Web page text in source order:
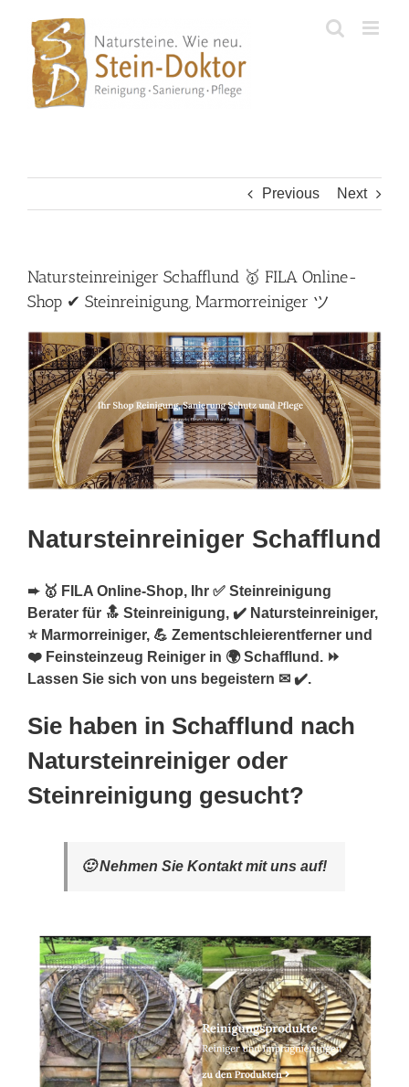
content
Previous Next
Natursteinreiniger Schafflund 🥇 FILA Online-
Shop ✔ Steinreinigung, Marmorreiniger ツ
Natursteinreiniger Schafflund
➨ 🥇 FILA Online-Shop, Ihr ✅ Steinreinigung
Berater für 🔝 Steinreinigung, ✔️ Natursteinreiniger,
⭐ Marmorreiniger, 💪 Zementschleierentferner und
❤️ Feinsteinzeug Reiniger in 🌍 Schafflund. ⏩
Lassen Sie sich von uns begeistern ✉ ✔️.
Sie haben in Schafflund nach
Natursteinreiniger oder
Steinreinigung gesucht?
🙂 Nehmen Sie Kontakt mit uns auf!